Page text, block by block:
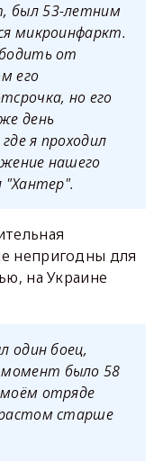
был 53-летним
микроинфаркт.
от
его
но его
день
я проходил
нашего
"Хантер".
непригодны для
на Украине
один боец,
было 58
отряде
старше